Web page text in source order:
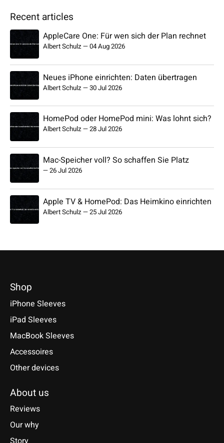
Recent articles
AppleCare One: Für wen sich der Plan rechnet
Albert Schulz—04 Aug 2026
Neues iPhone einrichten: Daten übertragen
Albert Schulz—30 Jul 2026
HomePod oder HomePod mini: Was lohnt sich?
Albert Schulz—28 Jul 2026
Mac-Speicher voll? So schaffen Sie Platz
—26 Jul 2026
Apple TV & HomePod: Das Heimkino einrichten
Albert Schulz—25 Jul 2026
Shop
iPhone Sleeves
iPad Sleeves
MacBook Sleeves
Accessoires
Other devices
About us
Reviews
Our why